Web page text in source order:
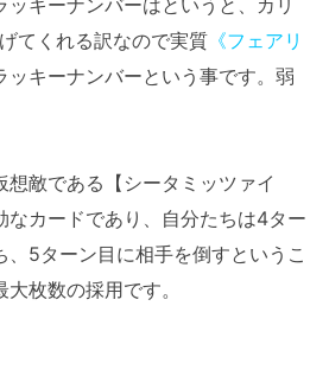
ッキーナンバーはというと、カリ
てくれる訳なので実質 《フェアリ
ッキーナンバーという事です。弱
想敵である【シータミッツァイ
なカードであり、自分たちは4ター
、5ターン目に相手を倒すというこ
枚数の採用です。